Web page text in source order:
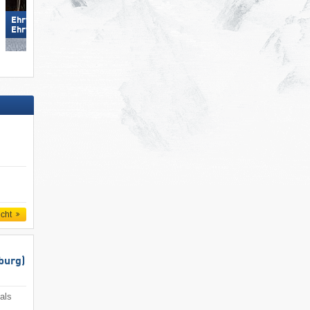
Ehrwalder Wettersteinbahnen –
Ehrwald
Zillertal Arena